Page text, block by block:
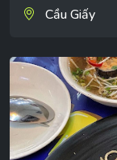
Cầu Giấy